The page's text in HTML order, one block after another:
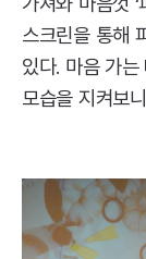
스크린을 통해
있다. 마음 가는
모습을 지켜보